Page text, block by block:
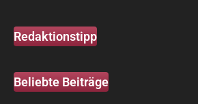
Redaktionstipp
Beliebte Beiträge